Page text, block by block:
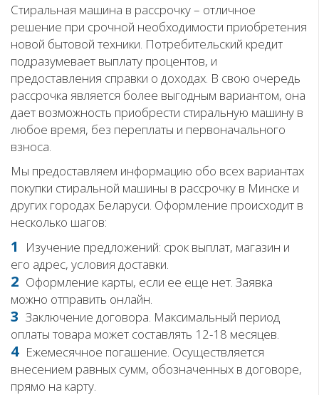
Стиральная машина в рассрочку – отличное
решение при срочной необходимости приобретения
новой бытовой техники. Потребительский кредит
подразумевает выплату процентов, и
предоставления справки о доходах. В свою очередь
рассрочка является более выгодным вариантом, она
дает возможность приобрести стиральную машину в
любое время, без переплаты и первоначального
взноса.
Мы предоставляем информацию обо всех вариантах
покупки стиральной машины в рассрочку в Минске и
других городах Беларуси. Оформление происходит в
несколько шагов:
Изучение предложений: срок выплат, магазин и
его адрес, условия доставки.
Оформление карты, если ее еще нет. Заявка
можно отправить онлайн.
Заключение договора. Максимальный период
оплаты товара может составлять 12-18 месяцев.
Ежемесячное погашение. Осуществляется
внесением равных сумм, обозначенных в договоре,
прямо на карту.